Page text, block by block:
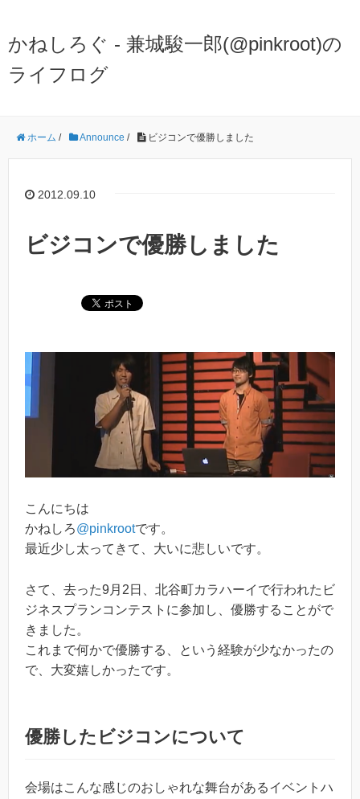
かねしろぐ - 兼城駿一郎(@pinkroot)の
ライフログ
ホーム / Announce / ビジコンで優勝しました
2012.09.10
ビジコンで優勝しました
こんにちは
かねしろ@pinkrootです。
最近少し太ってきて、大いに悲しいです。
さて、去った9月2日、北谷町カラハーイで行われたビ
ジネスプランコンテストに参加し、優勝することがで
きました。
これまで何かで優勝する、という経験が少なかったの
で、大変嬉しかったです。
優勝したビジコンについて
会場はこんな感じのおしゃれな舞台があるイベントハ